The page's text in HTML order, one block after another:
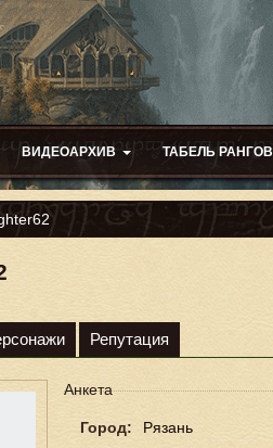
ВИДЕОАРХИВ ТАБЕЛЬ РАНГОВ
Репутация
Анкета
Город: Рязань